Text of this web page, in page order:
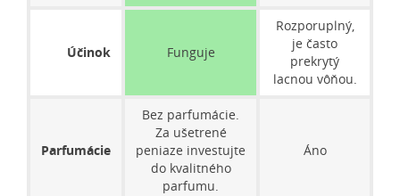
Účinok Funguje
Rozporuplný,
je často
prekrytý
lacnou vôňou.
Parfumácie
Bez parfumácie.
Za ušetrené
peniaze investujte
do kvalitného
parfumu.
Áno